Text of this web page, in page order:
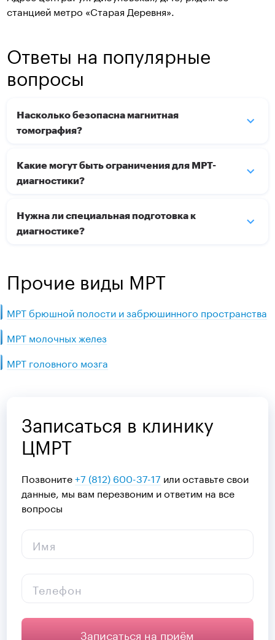
станцией метро «Старая Деревня».
Ответы на популярные
вопросы
Насколько безопасна магнитная
томография?
Какие могут быть ограничения для МРТ-
диагностики?
Нужна ли специальная подготовка к
диагностике?
Прочие виды МРТ
МРТ брюшной полости и забрюшинного пространства
МРТ молочных желез
МРТ головного мозга
Записаться в клинику
ЦМРТ
Позвоните+7 (812) 600-37-17 или оставьте свои
данные, мы вам перезвоним и ответим на все
вопросы
Имя
Телефон
Записаться на приём